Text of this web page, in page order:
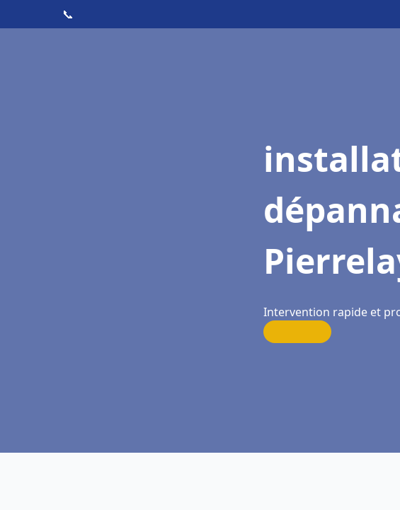
📞
Intervention rapide et